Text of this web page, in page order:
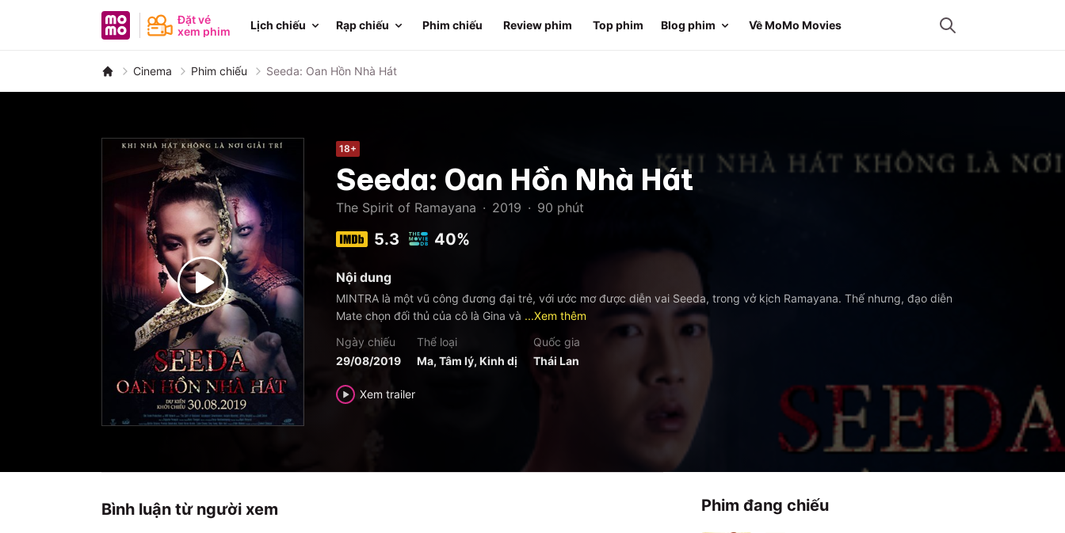
MoMo - Ứng dụng tài chính
Đặt vé
xem phim
Lịch chiếu Rạp chiếu Phim chiếu Review phim Top phim Blog phim Về MoMo Movies
Cinema Phim chiếu Seeda: Oan Hồn Nhà Hát
18+
Seeda: Oan Hồn Nhà Hát
The Spirit of Ramayana · 2019 · 90 phút
5.3 40%
Nội dung
MINTRA là một vũ công đương đại trẻ, với ước mơ được diễn vai Seeda, trong vở kịch Ramayana. Thế nhưng, đạo diễn
Mate chọn đối thủ của cô là Gina và ...Xem thêm
Ngày chiếu
29/08/2019
Thể loại
Ma, Tâm lý, Kinh dị
Quốc gia
Thái Lan
Xem trailer
Bình luận từ người xem Phim đang chiếu